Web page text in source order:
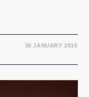
30 JANUARY 2015